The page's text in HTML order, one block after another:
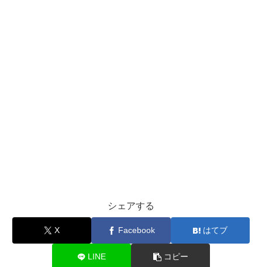
シェアする
X Facebook はてブ
LINE コピー